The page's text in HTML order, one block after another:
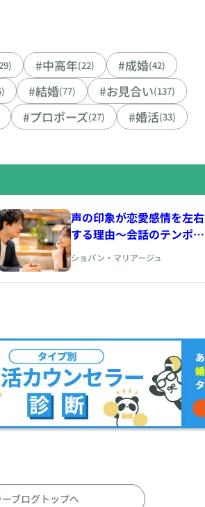
#中高年(22) #成婚(42)
#結婚(77) #お見合い(137)
#プロポーズ(27) #婚活(33)
声の印象が恋愛感情を左右
する理由〜会話のテンポ、
間、声色から生まれる親密
さ~ https://www.cherry-
piano.com
ショパン・マリアージュ
ブログトップへ